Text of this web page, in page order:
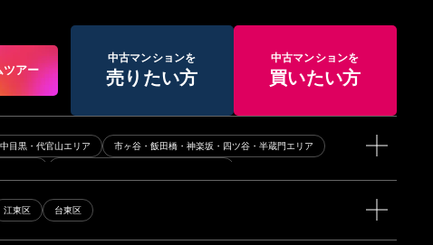
ツアー
中古マンションを
売りたい方
中古マンションを
買いたい方
目黒・代官山エリア 市ヶ谷・飯田橋・神楽坂・四ツ谷・半蔵門エリア
リア 都営新宿線エリア
江東区 台東区